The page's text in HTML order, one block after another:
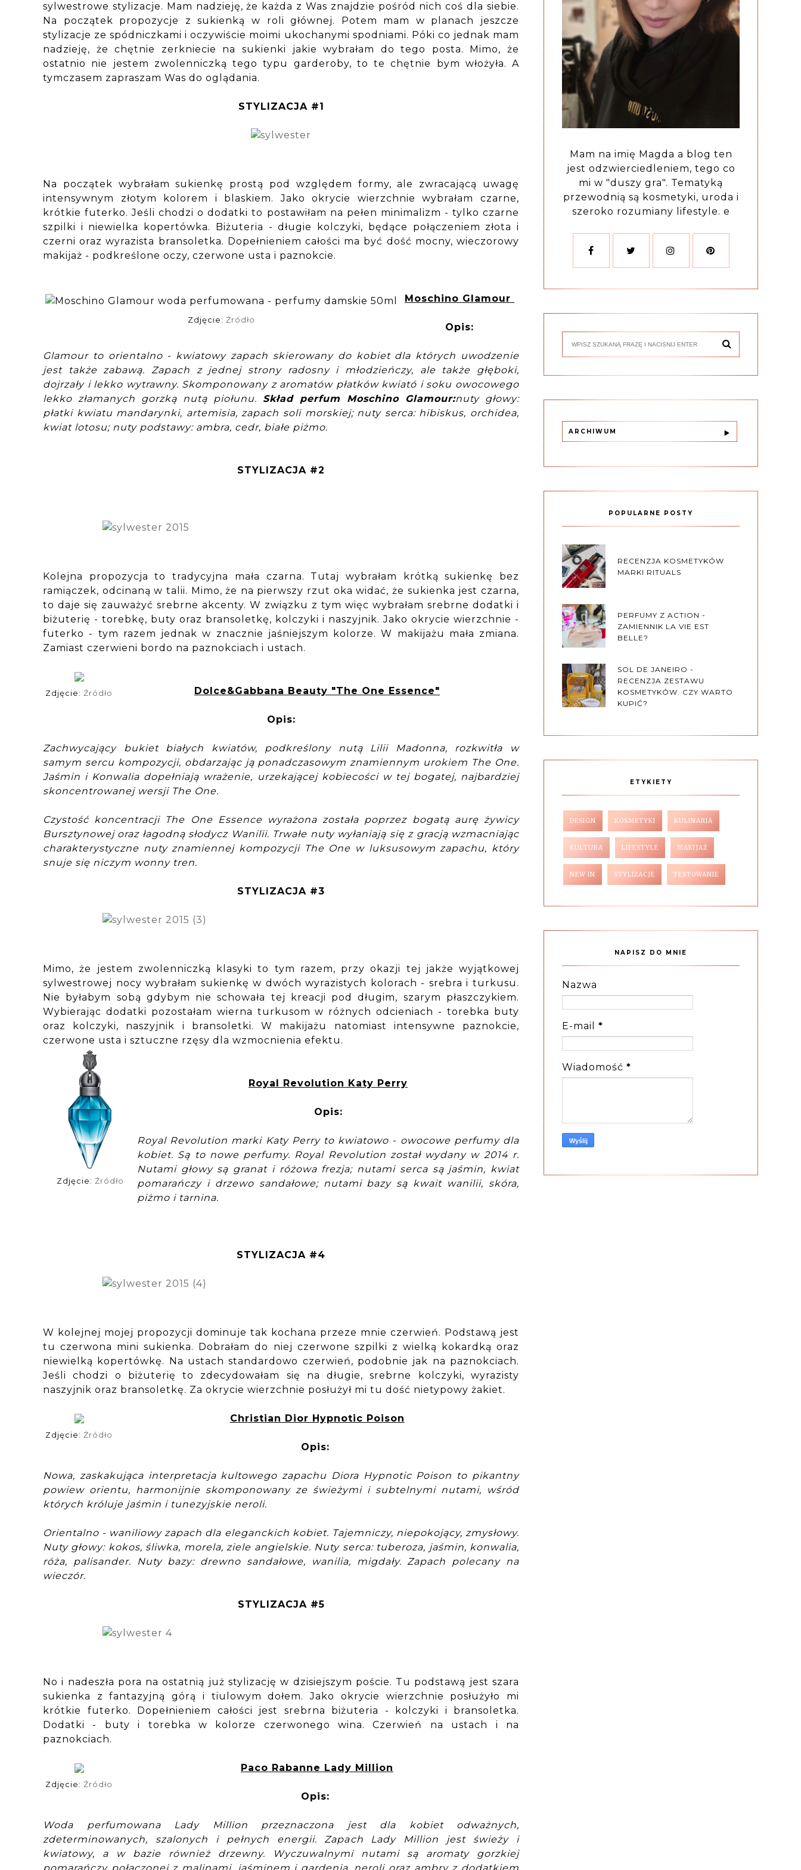
sylwestrowe stylizacje. Mam nadzieję, że każda z Was znajdzie pośród nich coś dla siebie.
Na początek propozycje z sukienką w roli głównej. Potem mam w planach jeszcze
stylizacje ze spódniczkami i oczywiście moimi ukochanymi spodniami. Póki co jednak mam
nadzieję, że chętnie zerkniecie na sukienki jakie wybrałam do tego posta. Mimo, że
ostatnio nie jestem zwolenniczką tego typu garderoby, to te chętnie bym włożyła. A
tymczasem zapraszam Was do oglądania.
STYLIZACJA #1
Na początek wybrałam sukienkę prostą pod względem formy, ale zwracającą uwagę
intensywnym złotym kolorem i blaskiem. Jako okrycie wierzchnie wybrałam czarne,
krótkie futerko. Jeśli chodzi o dodatki to postawiłam na pełen minimalizm - tylko czarne
szpilki i niewielka kopertówka. Biżuteria - długie kolczyki, będące połączeniem złota i
czerni oraz wyrazista bransoletka. Dopełnieniem całości ma być dość mocny, wieczorowy
makijaż - podkreślone oczy, czerwone usta i paznokcie.
Zdjęcie: Źródło
Moschino Glamour
Opis:
Glamour to orientalno - kwiatowy zapach skierowany do kobiet dla których uwodzenie
jest także zabawą. Zapach z jednej strony radosny i młodzieńczy, ale także głęboki,
dojrzały i lekko wytrawny. Skomponowany z aromatów płatków kwiató i soku owocowego
lekko złamanych gorzką nutą piołunu. Skład perfum Moschino Glamour:nuty głowy:
płatki kwiatu mandarynki, artemisia, zapach soli morskiej; nuty serca: hibiskus, orchidea,
kwiat lotosu; nuty podstawy: ambra, cedr, białe piżmo.
STYLIZACJA #2
Kolejna propozycja to tradycyjna mała czarna. Tutaj wybrałam krótką sukienkę bez
ramiączek, odcinaną w talii. Mimo, że na pierwszy rzut oka widać, że sukienka jest czarna,
to daje się zauważyć srebrne akcenty. W związku z tym więc wybrałam srebrne dodatki i
biżuterię - torebkę, buty oraz bransoletkę, kolczyki i naszyjnik. Jako okrycie wierzchnie -
futerko - tym razem jednak w znacznie jaśniejszym kolorze. W makijażu mała zmiana.
Zamiast czerwieni bordo na paznokciach i ustach.
Zdjęcie: Źródło Dolce&Gabbana Beauty "The One Essence"
Opis:
Zachwycający bukiet białych kwiatów, podkreślony nutą Lilii Madonna, rozkwitła w
samym sercu kompozycji, obdarzając ją ponadczasowym znamiennym urokiem The One.
Jaśmin i Konwalia dopełniają wrażenie, urzekającej kobiecości w tej bogatej, najbardziej
skoncentrowanej wersji The One.
Czystość koncentracji The One Essence wyrażona została poprzez bogatą aurę żywicy
Bursztynowej oraz łagodną słodycz Wanilii. Trwałe nuty wyłaniają się z gracją wzmacniając
charakterystyczne nuty znamiennej kompozycji The One w luksusowym zapachu, który
snuje się niczym wonny tren.
STYLIZACJA #3
Mimo, że jestem zwolenniczką klasyki to tym razem, przy okazji tej jakże wyjątkowej
sylwestrowej nocy wybrałam sukienkę w dwóch wyrazistych kolorach - srebra i turkusu.
Nie byłabym sobą gdybym nie schowała tej kreacji pod długim, szarym płaszczykiem.
Wybierając dodatki pozostałam wierna turkusom w różnych odcieniach - torebka buty
oraz kolczyki, naszyjnik i bransoletki. W makijażu natomiast intensywne paznokcie,
czerwone usta i sztuczne rzęsy dla wzmocnienia efektu.
Zdjęcie: Źródło
Royal Revolution Katy Perry
Opis:
Royal Revolution marki Katy Perry to kwiatowo - owocowe perfumy dla
kobiet. Są to nowe perfumy. Royal Revolution został wydany w 2014 r.
Nutami głowy są granat i różowa frezja; nutami serca są jaśmin, kwiat
pomarańczy i drzewo sandałowe; nutami bazy są kwait wanilii, skóra,
piżmo i tarnina.
STYLIZACJA #4
W kolejnej mojej propozycji dominuje tak kochana przeze mnie czerwień. Podstawą jest
tu czerwona mini sukienka. Dobrałam do niej czerwone szpilki z wielką kokardką oraz
niewielką kopertówkę. Na ustach standardowo czerwień, podobnie jak na paznokciach.
Jeśli chodzi o biżuterię to zdecydowałam się na długie, srebrne kolczyki, wyrazisty
naszyjnik oraz bransoletkę. Za okrycie wierzchnie posłużył mi tu dość nietypowy żakiet.
Zdjęcie: Źródło
Christian Dior Hypnotic Poison
Opis:
Nowa, zaskakująca interpretacja kultowego zapachu Diora Hypnotic Poison to pikantny
powiew orientu, harmonijnie skomponowany ze świeżymi i subtelnymi nutami, wśród
których króluje jaśmin i tunezyjskie neroli.
Orientalno - waniliowy zapach dla eleganckich kobiet. Tajemniczy, niepokojący, zmysłowy.
Nuty głowy: kokos, śliwka, morela, ziele angielskie. Nuty serca: tuberoza, jaśmin, konwalia,
róża, palisander. Nuty bazy: drewno sandałowe, wanilia, migdały. Zapach polecany na
wieczór.
STYLIZACJA #5
No i nadeszła pora na ostatnią już stylizację w dzisiejszym poście. Tu podstawą jest szara
sukienka z fantazyjną górą i tiulowym dołem. Jako okrycie wierzchnie posłużyło mi
krótkie futerko. Dopełnieniem całości jest srebrna biżuteria - kolczyki i bransoletka.
Dodatki - buty i torebka w kolorze czerwonego wina. Czerwień na ustach i na
paznokciach.
Zdjęcie: Źródło
Paco Rabanne Lady Million
Opis:
Woda perfumowana Lady Million przeznaczona jest dla kobiet odważnych,
zdeterminowanych, szalonych i pełnych energii. Zapach Lady Million jest świeży i
kwiatowy, a w bazie również drzewny. Wyczuwalnymi nutami są aromaty gorzkiej
Mam na imię Magda a blog ten
jest odzwierciedleniem, tego co
mi w "duszy gra". Tematyką
przewodnią są kosmetyki, uroda i
szeroko rozumiany lifestyle. e
ARCHIWUM
POPULARNE POSTY
RECENZJA KOSMETYKÓW
MARKI RITUALS
PERFUMY Z ACTION -
ZAMIENNIK LA VIE EST
BELLE?
SOL DE JANEIRO -
RECENZJA ZESTAWU
KOSMETYKÓW. CZY WARTO
KUPIĆ?
ETYKIETY
DESIGN KOSMETYKI KULINARIA
KULTURA LIFESTYLE MAKIJAŻ
NEW IN STYLIZACJE TESTOWANIE
NAPISZ DO MNIE
Nazwa
E-mail *
Wiadomość *